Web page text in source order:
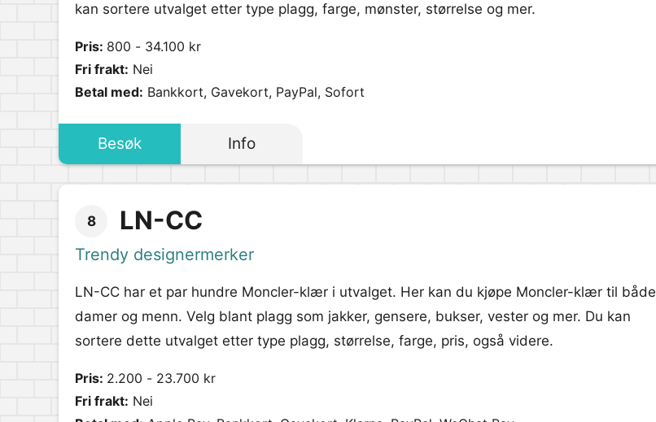
kan sortere utvalget etter type plagg, farge, mønster, størrelse og mer.
Pris: 800 - 34.100 kr
Fri frakt: Nei
Betal med: Bankkort, Gavekort, PayPal, Sofort
Besøk Info
8 LN-CC
Trendy designermerker
LN-CC har et par hundre Moncler-klær i utvalget. Her kan du kjøpe Moncler-klær til både
damer og menn. Velg blant plagg som jakker, gensere, bukser, vester og mer. Du kan
sortere dette utvalget etter type plagg, størrelse, farge, pris, også videre.
Pris: 2.200 - 23.700 kr
Fri frakt: Nei